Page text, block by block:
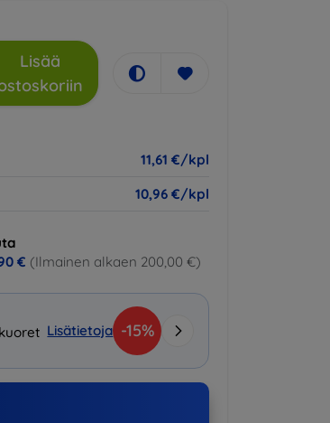
Lisää
11,61 €/kpl
10,96 €/kpl
€ (Ilmainen alkaen 200,00 €)
Lisätietoja -15%